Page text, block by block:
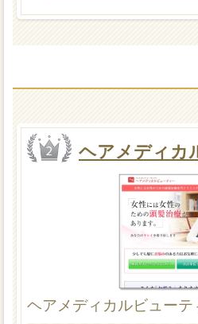
ヘアメディカ
ヘアメディカルビューテ